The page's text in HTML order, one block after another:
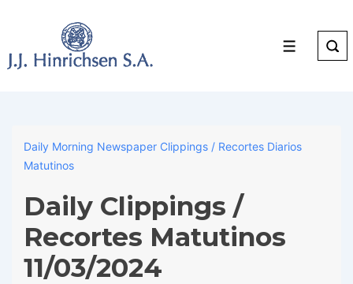
Main
Menu
Daily Morning Newspaper Clippings / Recortes Diarios
Matutinos
Daily Clippings /
Recortes Matutinos
11/03/2024